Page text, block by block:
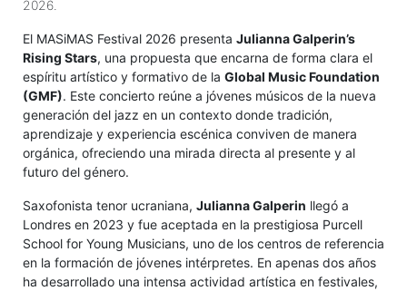
2026.
El MASiMAS Festival 2026 presenta Julianna Galperin’s
Rising Stars, una propuesta que encarna de forma clara el
espíritu artístico y formativo de la Global Music Foundation
(GMF). Este concierto reúne a jóvenes músicos de la nueva
generación del jazz en un contexto donde tradición,
aprendizaje y experiencia escénica conviven de manera
orgánica, ofreciendo una mirada directa al presente y al
futuro del género.
Saxofonista tenor ucraniana, Julianna Galperin llegó a
Londres en 2023 y fue aceptada en la prestigiosa Purcell
School for Young Musicians, uno de los centros de referencia
en la formación de jóvenes intérpretes. En apenas dos años
ha desarrollado una intensa actividad artística en festivales,